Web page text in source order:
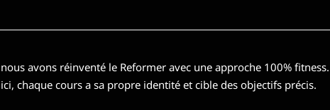
avons réinventé le Reformer avec une approche 100% fitness.
chaque cours a sa propre identité et cible des objectifs précis.